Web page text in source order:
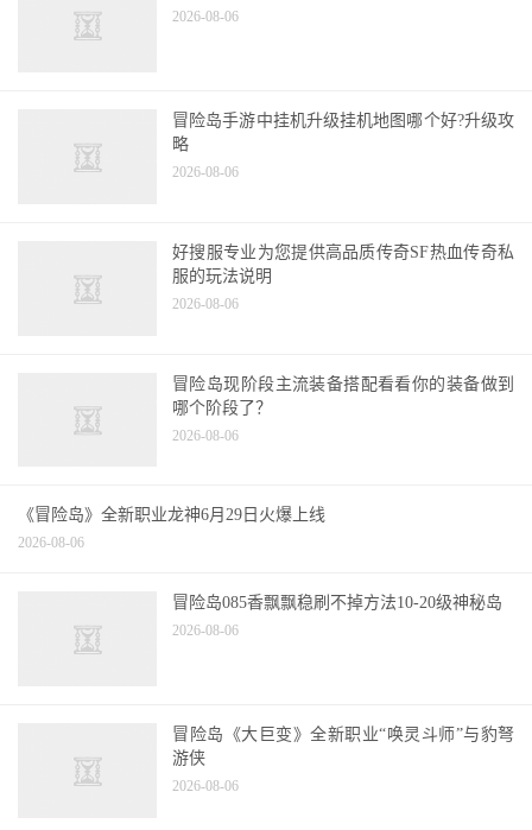
2026-08-06
冒险岛手游中挂机升级挂机地图哪个好?升级攻
略
2026-08-06
好搜服专业为您提供高品质传奇SF热血传奇私
服的玩法说明
2026-08-06
冒险岛现阶段主流装备搭配看看你的装备做到
哪个阶段了？
2026-08-06
《冒险岛》全新职业龙神6月29日火爆上线
2026-08-06
冒险岛085香飘飘稳刷不掉方法10-20级神秘岛
2026-08-06
冒险岛《大巨变》全新职业“唤灵斗师”与豹弩
游侠
2026-08-06